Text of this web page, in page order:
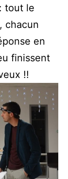
tout le
chacun
en
finissent
!!